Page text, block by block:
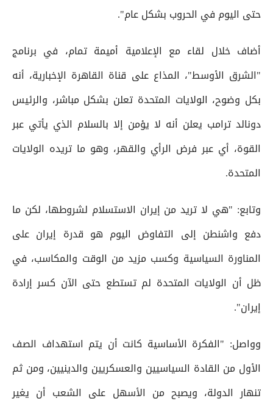
حتى اليوم في الحروب بشكل عام".
أضاف خلال لقاء مع الإعلامية أميمة تمام، في برنامج
"الشرق الأوسط"، المذاع على قناة القاهرة الإخبارية، أنه
بكل وضوح، الولايات المتحدة تعلن بشكل مباشر، والرئيس
دونالد ترامب يعلن أنه لا يؤمن إلا بالسلام الذي يأتي عبر
القوة، أي عبر فرض الرأي والقهر، وهو ما تريده الولايات
المتحدة.
وتابع: "هي لا تريد من إيران الاستسلام لشروطها، لكن ما
دفع واشنطن إلى التفاوض اليوم هو قدرة إيران على
المناورة السياسية وكسب مزيد من الوقت والمكاسب، في
ظل أن الولايات المتحدة لم تستطع حتى الآن كسر إرادة
إيران".
وواصل: "الفكرة الأساسية كانت أن يتم استهداف الصف
الأول من القادة السياسيين والعسكريين والدينيين، ومن ثم
تنهار الدولة، ويصبح من الأسهل على الشعب أن يغير